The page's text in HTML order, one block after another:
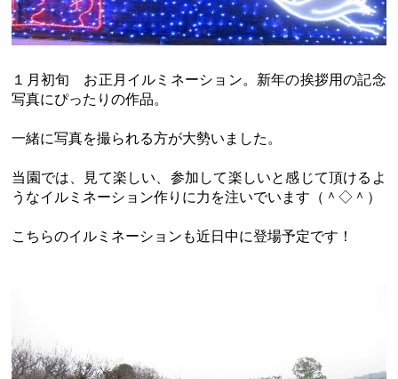
１月初旬 お正月イルミネーション。新年の挨拶用の記念
写真にぴったりの作品。
一緒に写真を撮られる方が大勢いました。
当園では、見て楽しい、参加して楽しいと感じて頂けるよ
うなイルミネーション作りに力を注いでいます（＾◇＾）
こちらのイルミネーションも近日中に登場予定です！